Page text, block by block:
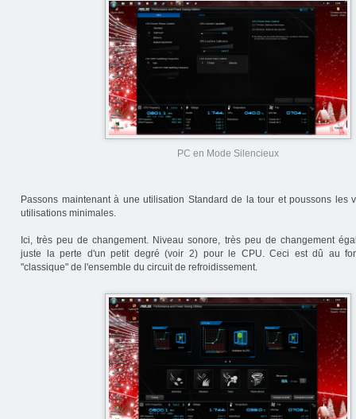
PC en Mode Silencieux
Passons maintenant à une utilisation Standard de la tour et poussons les
utilisations minimales.
Ici, très peu de changement. Niveau sonore, très peu de changement
juste la perte d'un petit degré (voir 2) pour le CPU. Ceci est dû au
"classique" de l'ensemble du circuit de refroidissement.